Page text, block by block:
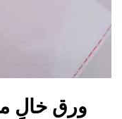
ورق خالٍ